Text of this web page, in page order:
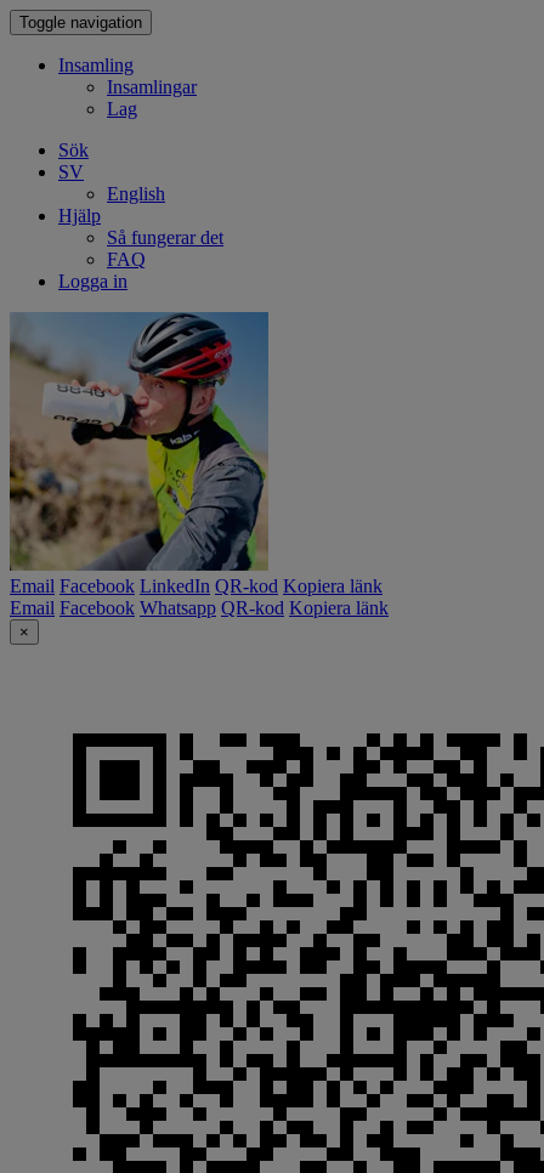
Toggle navigation
Insamling
Insamlingar
Lag
Sök
SV
English
Hjälp
Så fungerar det
FAQ
Logga in
Email Facebook LinkedIn QR-kod Kopiera länk
Email Facebook Whatsapp QR-kod Kopiera länk
×